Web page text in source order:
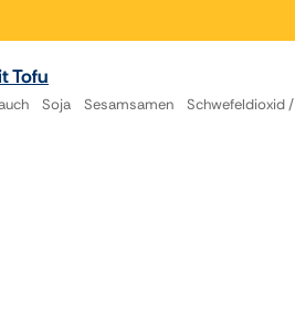
Tofu
Soja Sesamsamen Schwefeldioxid /